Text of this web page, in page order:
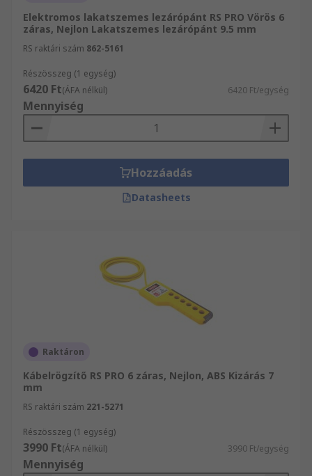
Elektromos lakatszemes lezárópánt RS PRO Vörös 6
záras, Nejlon Lakatszemes lezárópánt 9.5 mm
RS raktári szám 862-5161
Részösszeg (1 egység)
6420 Ft(ÁFA nélkül) 6420 Ft/egység
Mennyiség
Hozzáadás
Datasheets
Raktáron
Kábelrögzítő RS PRO 6 záras, Nejlon, ABS Kizárás 7
mm
RS raktári szám 221-5271
Részösszeg (1 egység)
3990 Ft(ÁFA nélkül) 3990 Ft/egység
Mennyiség